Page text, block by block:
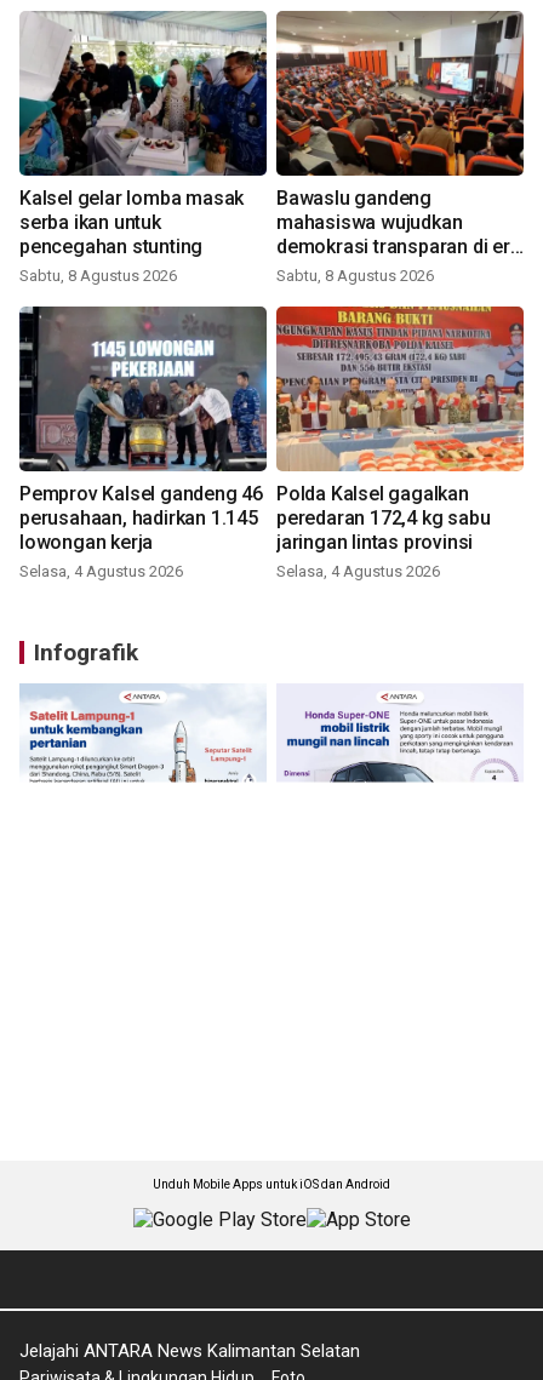
Kalsel gelar lomba masak
serba ikan untuk
pencegahan stunting
Sabtu, 8 Agustus 2026
Bawaslu gandeng
mahasiswa wujudkan
demokrasi transparan di era
digital
Sabtu, 8 Agustus 2026
Pemprov Kalsel gandeng 46
perusahaan, hadirkan 1.145
lowongan kerja
Selasa, 4 Agustus 2026
Polda Kalsel gagalkan
peredaran 172,4 kg sabu
jaringan lintas provinsi
Selasa, 4 Agustus 2026
Infografik
Unduh Mobile Apps untuk iOS dan Android
Jelajahi ANTARA News Kalimantan Selatan